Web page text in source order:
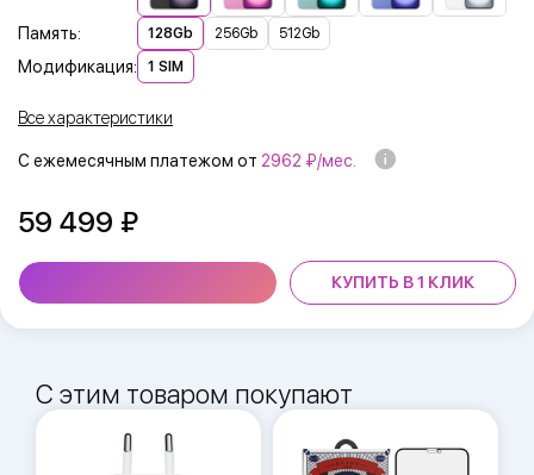
Память: 128Gb 256Gb 512Gb
Модификация: 1 SIM
Все характеристики
С ежемесячным платежом от 2962 ₽/мес.
59 499
КУПИТЬ В 1 КЛИК
С этим товаром покупают